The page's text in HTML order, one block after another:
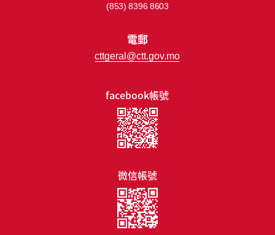
facebook帳號
微信帳號
(853) 8396 8603
電郵
cttgeral@ctt.gov.mo